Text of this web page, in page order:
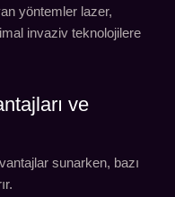
yöntemler lazer,
invaziv teknolojilere
ve
sunarken, bazı